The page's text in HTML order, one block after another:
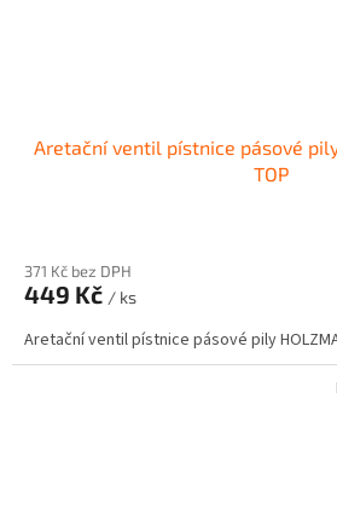
Aretační ventil pístnice pásové pily
TOP
371 Kč bez DPH
449 Kč / ks
Aretační ventil pístnice pásové pily